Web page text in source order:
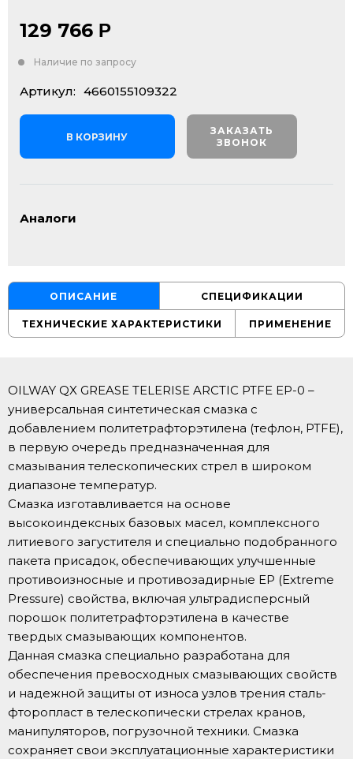
129 766 Р
Наличие по запросу
Артикул: 4660155109322
В КОРЗИНУ
ЗАКАЗАТЬ
ЗВОНОК
Аналоги
ОПИСАНИЕ СПЕЦИФИКАЦИИ
ТЕХНИЧЕСКИЕ ХАРАКТЕРИСТИКИ ПРИМЕНЕНИЕ
OILWAY QX GREASE TELERISE ARCTIC PTFE EP-0 –
универсальная синтетическая смазка с
добавлением политетрафторэтилена (тефлон, PTFE),
в первую очередь предназначенная для
смазывания телескопических стрел в широком
диапазоне температур.
Смазка изготавливается на основе
высокоиндексных базовых масел, комплексного
литиевого загустителя и специально подобранного
пакета присадок, обеспечивающих улучшенные
противоизносные и противозадирные ЕР (Extreme
Pressure) свойства, включая ультрадисперсный
порошок политетрафторэтилена в качестве
твердых смазывающих компонентов.
Данная смазка специально разработана для
обеспечения превосходных смазывающих свойств
и надежной защиты от износа узлов трения сталь-
фторопласт в телескопически стрелах кранов,
манипуляторов, погрузочной техники. Смазка
сохраняет свои эксплуатационные характеристики